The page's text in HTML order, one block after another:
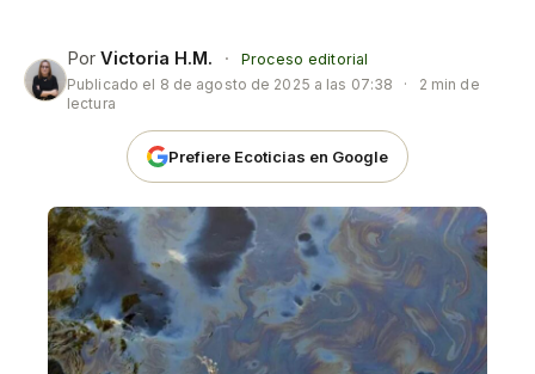
Por Victoria H.M. ·
Proceso editorial
Publicado el 8 de agosto de 2025 a las 07:38 ·
2 min de
lectura
Prefiere Ecoticias en Google